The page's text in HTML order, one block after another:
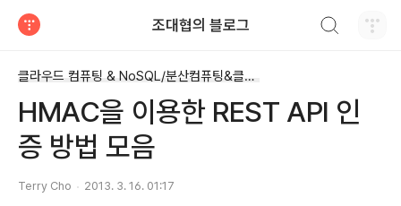
조대협의 블로그
클라우드 컴퓨팅 & NoSQL/분산컴퓨팅&클라우드
HMAC을 이용한 REST API 인
증 방법 모음
Terry Cho 2013. 3. 16. 01:17